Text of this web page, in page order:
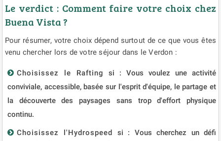
Le verdict : Comment faire votre choix chez
Buena Vista ?
Pour résumer, votre choix dépend surtout de ce que vous êtes
venu chercher lors de votre séjour dans le Verdon :
Choisissez le Rafting
si : Vous voulez une activité
conviviale, accessible, basée sur l'esprit d'équipe, le partage et
la découverte des paysages sans trop d'effort physique
continu.
Choisissez l'Hydrospeed si : Vous cherchez un défi